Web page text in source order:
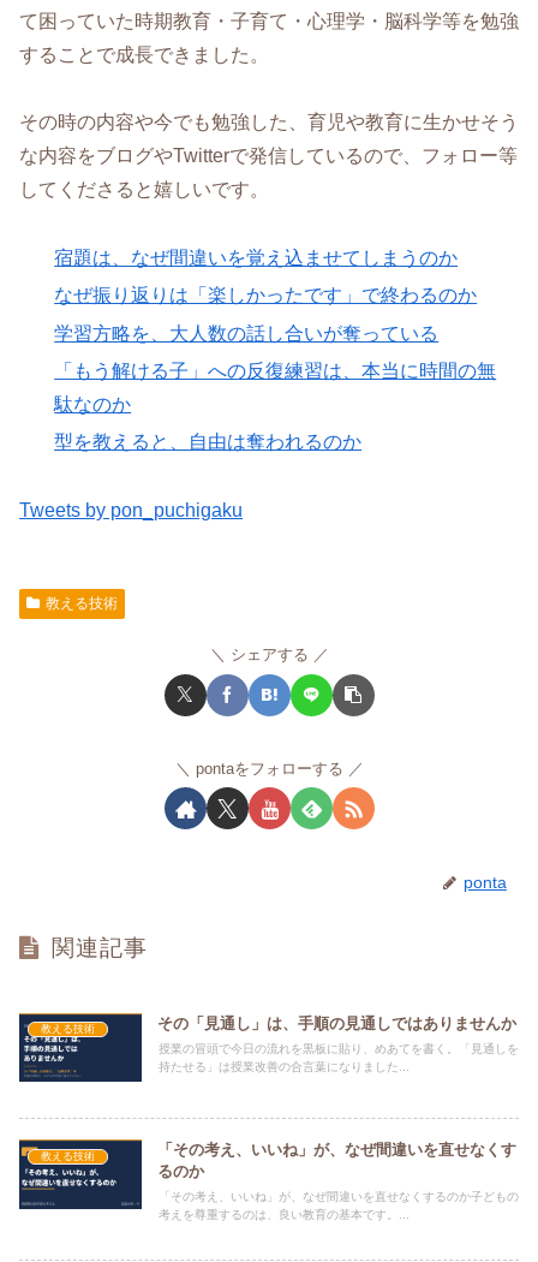
て困っていた時期教育・子育て・心理学・脳科学等を勉強
することで成長できました。
その時の内容や今でも勉強した、育児や教育に生かせそう
な内容をブログやTwitterで発信しているので、フォロー等
してくださると嬉しいです。
宿題は、なぜ間違いを覚え込ませてしまうのか
なぜ振り返りは「楽しかったです」で終わるのか
学習方略を、大人数の話し合いが奪っている
「もう解ける子」への反復練習は、本当に時間の無
駄なのか
型を教えると、自由は奪われるのか
Tweets by pon_puchigaku
教える技術
シェアする
pontaをフォローする
ponta
関連記事
教える技術 その「見通し」は、手順の見通しではありませんか
授業の冒頭で今日の流れを黒板に貼り、めあてを書く。「見通しを
持たせる」は授業改善の合言葉になりました...
教える技術
「その考え、いいね」が、なぜ間違いを直せなくす
るのか
「その考え、いいね」が、なぜ間違いを直せなくするのか子どもの
考えを尊重するのは、良い教育の基本です。...